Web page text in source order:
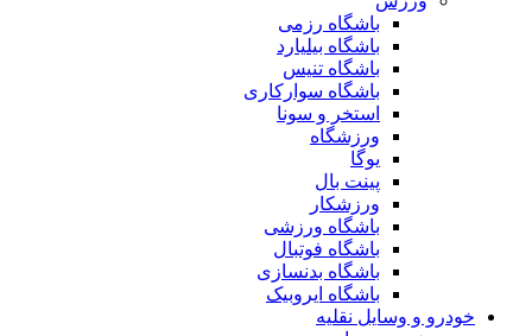
باشگاه رزمی
باشگاه بیلیارد
باشگاه تنیس
باشگاه سوارکاری
استخر و سونا
ورزشگاه
یوگا
پینت بال
ورزشکار
باشگاه ورزشی
باشگاه فوتبال
باشگاه بدنسازی
باشگاه ایروبیک
خودرو و وسایل نقلیه